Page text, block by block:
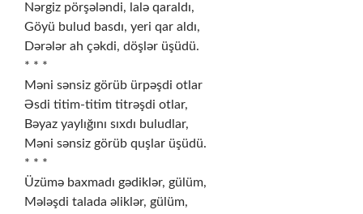
Nərgiz pörşələndi, lalə qaraldı,
Göyü bulud basdı, yeri qar aldı,
Dərələr ah çəkdi, döşlər üşüdü.
* * *
Məni sənsiz görüb ürpəşdi otlar
Əsdi titim-titim titrəşdi otlar,
Bəyaz yaylığını sıxdı buludlar,
Məni sənsiz görüb quşlar üşüdü.
* * *
Üzümə baxmadı gədiklər, gülüm,
Mələşdi talada əliklər, gülüm,